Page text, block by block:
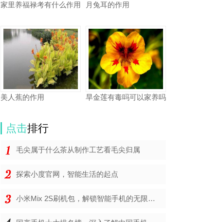
家里养福禄考有什么作用 月兔耳的作用
美人蕉的作用 旱金莲有毒吗可以家养吗
点击排行
毛尖属于什么茶从制作工艺看毛尖归属
探索小度官网，智能生活的起点
小米Mix 2S刷机包，解锁智能手机的无限可能